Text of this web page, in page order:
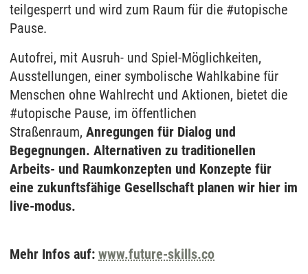
teilgesperrt und wird zum Raum für die #utopische
Pause.
Autofrei, mit Ausruh- und Spiel-Möglichkeiten,
Ausstellungen, einer symbolische Wahlkabine für
Menschen ohne Wahlrecht und Aktionen, bietet die
#utopische Pause, im öffentlichen
Straßenraum, Anregungen für Dialog und
Begegnungen. Alternativen zu traditionellen
Arbeits- und Raumkonzepten und Konzepte für
eine zukunftsfähige Gesellschaft planen wir hier im
live-modus.
Mehr Infos auf: www.future-skills.co